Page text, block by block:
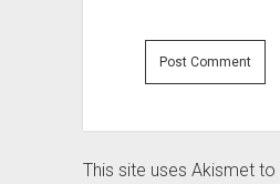
This site uses Akismet